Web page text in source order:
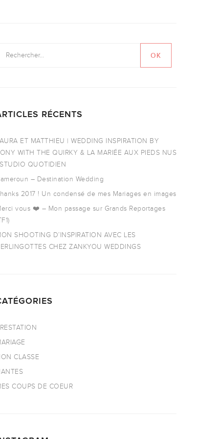
RÉCENTS
ET MATTHIEU | WEDDING INSPIRATION BY
WITH THE QUIRKY & LA MARIÉE AUX PIEDS NUS
QUOTIDIEN
– Destination Wedding
2017 ! Un condensé de mes Mariages en images
vous ❤️ – Mon passage sur Grands Reportages
SHOOTING D’INSPIRATION AVEC LES
CHEZ ZANKYOU WEDDINGS
CLASSE
COUPS DE COEUR